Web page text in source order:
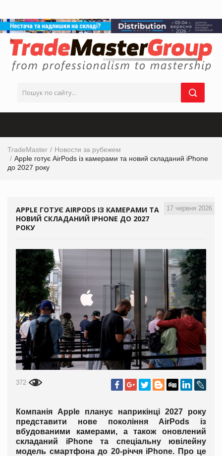
TradeMaster
Новости за рубежем
Apple готує AirPods із камерами та новий складаний iPhone
до 2027 року
17 червня 2026
APPLE ГОТУЄ AIRPODS ІЗ КАМЕРАМИ ТА
НОВИЙ СКЛАДАНИЙ IPHONE ДО 2027
РОКУ
372
Компанія Apple планує наприкінці 2027 року
представити нове покоління AirPods із
вбудованими камерами, а також оновлений
складаний iPhone та спеціальну ювілейну
модель смартфона до 20-річчя iPhone. Про це